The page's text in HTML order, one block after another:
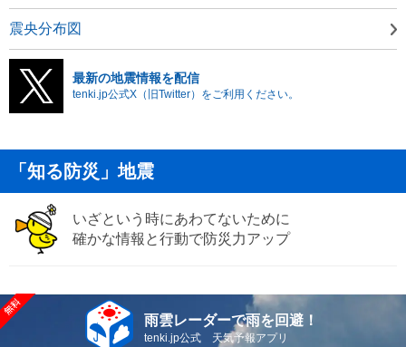
震央分布図
最新の地震情報を配信
tenki.jp公式X（旧Twitter）をご利用ください。
「知る防災」地震
いざという時にあわてないために
確かな情報と行動で防災力アップ
雨雲レーダーで雨を回避！
tenki.jp公式 天気予報アプリ